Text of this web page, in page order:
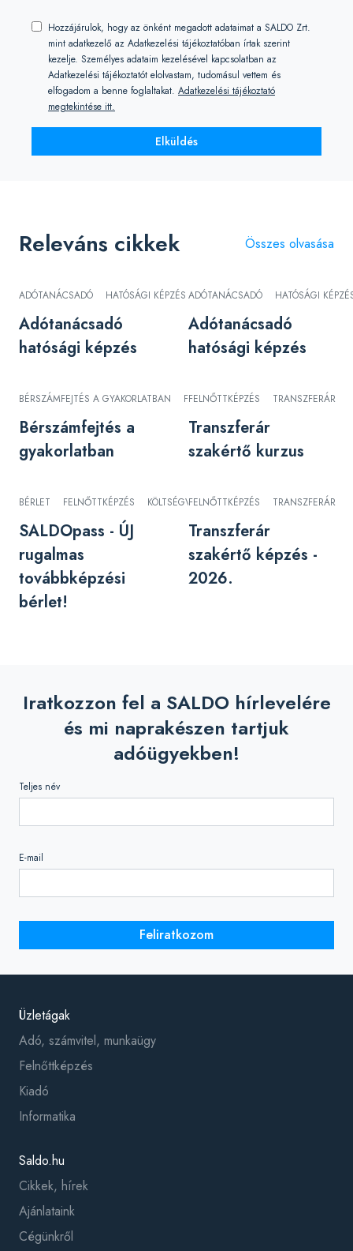
Hozzájárulok, hogy az önként megadott adataimat a SALDO Zrt.
mint adatkezelő az Adatkezelési tájékoztatóban írtak szerint
kezelje. Személyes adataim kezelésével kapcsolatban az
Adatkezelési tájékoztatót elolvastam, tudomásul vettem és
elfogadom a benne foglaltakat. Adatkezelési tájékoztató
megtekintése itt.
Elküldés
Releváns cikkek Összes olvasása
ADÓTANÁCSADÓ HATÓSÁGI KÉPZÉS
Adótanácsadó
hatósági képzés
ADÓTANÁCSADÓ HATÓSÁGI
Adótanácsadó
hatósági képzés
BÉRSZÁMFEJTÉS A GYAKORLATBAN FELNŐTTKÉPZÉS
Bérszámfejtés a
gyakorlatban
FELNŐTTKÉPZÉS TRANSZFERÁR
Transzferár
szakértő kurzus
BÉRLET FELNŐTTKÉPZÉS KÖLTSÉGVETÉSI SZERVEK
SALDOpass - ÚJ
rugalmas
továbbképzési
bérlet!
FELNŐTTKÉPZÉS TRANSZFERÁR
Transzferár
szakértő képzés -
2026.
Iratkozzon fel a SALDO hírlevelére
és mi naprakészen tartjuk
adóügyekben!
Teljes név
E-mail
Feliratkozom
Üzletágak
Adó, számvitel, munkaügy
Felnőttképzés
Kiadó
Informatika
Saldo.hu
Cikkek, hírek
Ajánlataink
Cégünkről